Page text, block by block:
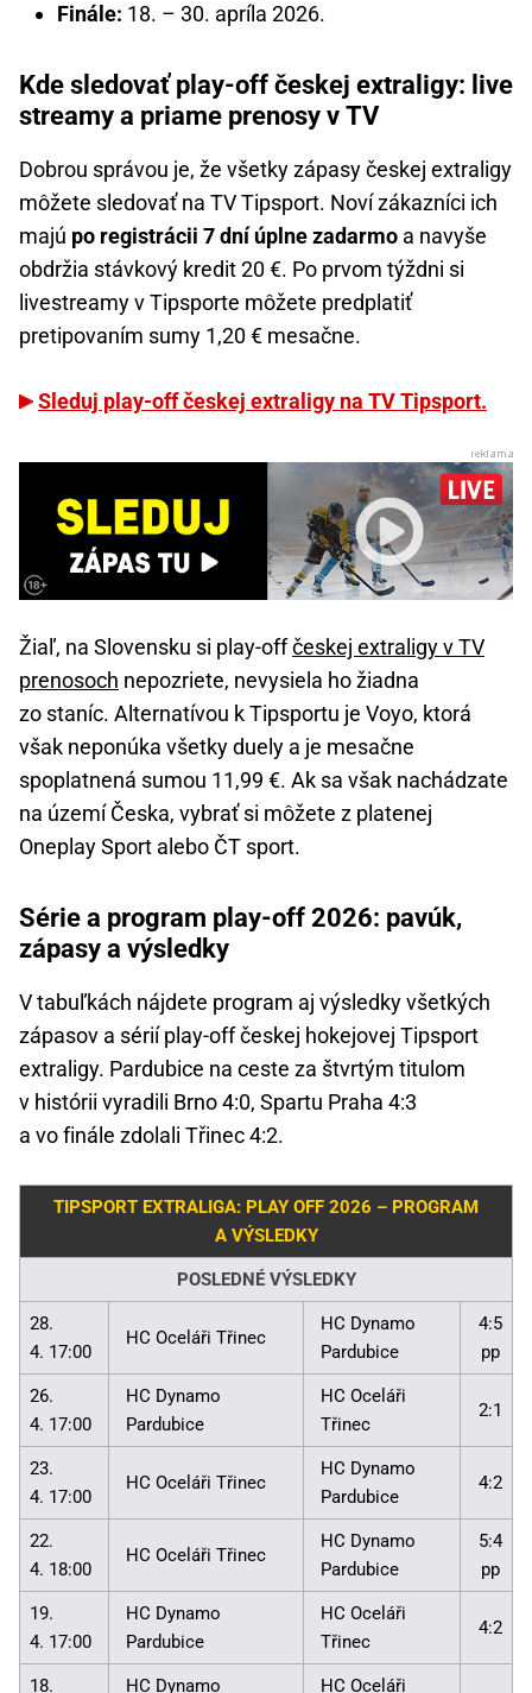
Finále: 18. – 30. apríla 2026.
Kde sledovať play-off českej extraligy: live
streamy a priame prenosy v TV
Dobrou správou je, že všetky zápasy českej extraligy
môžete sledovať na TV Tipsport. Noví zákazníci ich
majú po registrácii 7 dní úplne zadarmo a navyše
obdržia stávkový kredit 20 €. Po prvom týždni si
livestreamy v Tipsporte môžete predplatiť
pretipovaním sumy 1,20 € mesačne.
Sleduj play-off českej extraligy na TV Tipsport.
Žiaľ, na Slovensku si play-offčeskej extraligy v TV
prenosoch nepozriete, nevysiela ho žiadna
zo staníc. Alternatívou k Tipsportu je Voyo, ktorá
však neponúka všetky duely a je mesačne
spoplatnená sumou 11,99 €. Ak sa však nachádzate
na území Česka, vybrať si môžete z platenej
Oneplay Sport alebo ČT sport.
Série a program play-off 2026: pavúk,
zápasy a výsledky
V tabuľkách nájdete program aj výsledky všetkých
zápasov a sérií play-off českej hokejovej Tipsport
extraligy. Pardubice na ceste za štvrtým titulom
v histórii vyradili Brno 4:0, Spartu Praha 4:3
a vo finále zdolali Třinec 4:2.
TIPSPORT EXTRALIGA: PLAY OFF 2026 – PROGRAM
A VÝSLEDKY
POSLEDNÉ VÝSLEDKY
28.
4. 17:00
HC Oceláři Třinec
HC Dynamo
Pardubice
4:5
pp
26.
4. 17:00
HC Dynamo
Pardubice
HC Oceláři
Třinec
2:1
23.
4. 17:00
HC Oceláři Třinec
HC Dynamo
Pardubice
4:2
22.
4. 18:00
HC Oceláři Třinec
HC Dynamo
Pardubice
5:4
pp
19.
4. 17:00
HC Dynamo
Pardubice
HC Oceláři
Třinec
4:2
18. HC Dynamo HC Oceláři